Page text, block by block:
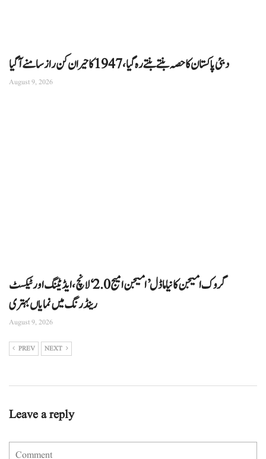
دبئی پاکستان کا حصہ بنتے بنتے رہ گیا، 1947 کا حیران کن راز سامنے آگیا
August 9, 2026
گروک امیجن کا نیا ماڈل ’امیجن امیج 2.0‘ لانچ، ایڈیٹنگ اور ٹیکسٹ
رینڈرنگ میں نمایاں بہتری
August 9, 2026
PREV NEXT
Leave a reply